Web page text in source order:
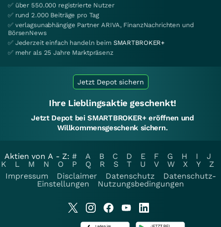
✅ über 550.000 registrierte Nutzer
✅ rund 2.000 Beiträge pro Tag
✅ verlagsunabhängige Partner ARIVA, FinanzNachrichten und
BörsenNews
✅ Jederzeit einfach handeln beim SMARTBROKER+
✅ mehr als 25 Jahre Marktpräsenz
Jetzt Depot sichern
Ihre Lieblingsaktie geschenkt!
Jetzt Depot bei SMARTBROKER+ eröffnen und
Willkommensgeschenk sichern.
Aktien von A - Z: # A B C D E F G H I
J
K
L M N O P Q R S T U V W X Y
Z
Impressum
Disclaimer Datenschutz
Datenschutz-
Einstellungen
Nutzungsbedingungen